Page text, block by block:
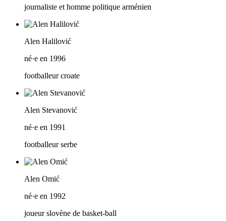
journaliste et homme politique arménien
Alen Halilović
né·e en 1996
footballeur croate
Alen Stevanović
né·e en 1991
footballeur serbe
Alen Omić
né·e en 1992
joueur slovène de basket-ball